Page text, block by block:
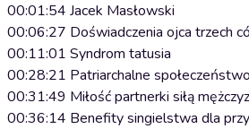
00:01:54 Jacek Masłowski
00:06:27 Doświadczenia ojca trzech
00:11:01 Syndrom tatusia
00:28:21 Patriarchalne społeczeństwo
00:31:49 Miłość partnerki siłą
00:36:14 Benefity singielstwa dla